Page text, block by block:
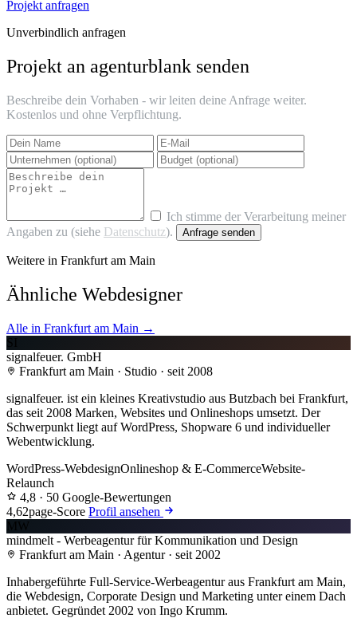
Projekt anfragen
Unverbindlich anfragen
Projekt an agenturblank senden
Beschreibe dein Vorhaben - wir leiten deine Anfrage weiter.
Kostenlos und ohne Verpflichtung.
Ich stimme der Verarbeitung meiner
Angaben zu (siehe Datenschutz). Anfrage senden
Weitere in Frankfurt am Main
Ähnliche Webdesigner
Alle in Frankfurt am Main →
SI
signalfeuer. GmbH
Frankfurt am Main · Studio · seit 2008
signalfeuer. ist ein kleines Kreativstudio aus Butzbach bei Frankfurt,
das seit 2008 Marken, Websites und Onlineshops umsetzt. Der
Schwerpunkt liegt auf WordPress, Shopware 6 und individueller
Webentwicklung.
WordPress-WebdesignOnlineshop & E-CommerceWebsite-
Relaunch
4,8 · 50 Google-Bewertungen
4,62page-Score Profil ansehen
MW
mindmelt - Werbeagentur für Kommunikation und Design
Frankfurt am Main · Agentur · seit 2002
Inhabergeführte Full-Service-Werbeagentur aus Frankfurt am Main,
die Webdesign, Corporate Design und Marketing unter einem Dach
anbietet. Gegründet 2002 von Ingo Krumm.